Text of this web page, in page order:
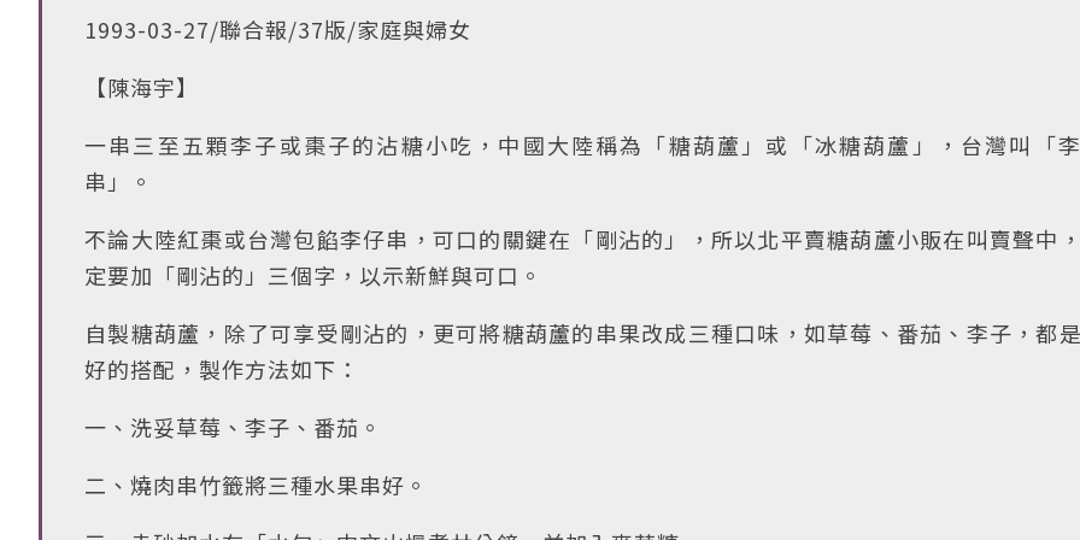
1993-03-27/聯合報/37版/家庭與婦女
【陳海宇】
一串三至五顆李子或棗子的沾糖小吃，中國大陸稱為「糖葫蘆」或「冰糖葫蘆」，台灣叫「
串」。
不論大陸紅棗或台灣包餡李仔串，可口的關鍵在「剛沾的」，所以北平賣糖葫蘆小販在叫賣聲中
定要加「剛沾的」三個字，以示新鮮與可口。
自製糖葫蘆，除了可享受剛沾的，更可將糖葫蘆的串果改成三種口味，如草莓、番茄、李子，都
好的搭配，製作方法如下：
一、洗妥草莓、李子、番茄。
二、燒肉串竹籤將三種水果串好。